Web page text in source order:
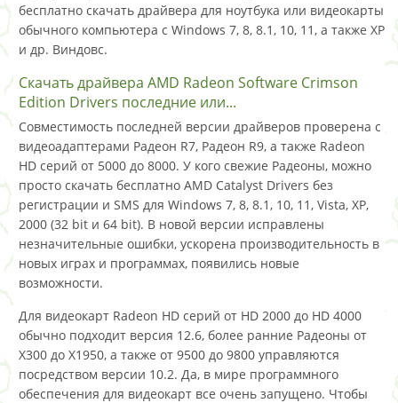
бесплатно скачать драйвера для ноутбука или видеокарты
обычного компьютера с Windows 7, 8, 8.1, 10, 11, а также XP
и др. Виндовс.
Скачать драйвера AMD Radeon Software Crimson
Edition Drivers последние или...
Совместимость последней версии драйверов проверена с
видеоадаптерами Радеон R7, Радеон R9, а также Radeon
HD серий от 5000 до 8000. У кого свежие Радеоны, можно
просто скачать бесплатно AMD Catalyst Drivers без
регистрации и SMS для Windows 7, 8, 8.1, 10, 11, Vista, XP,
2000 (32 bit и 64 bit). В новой версии исправлены
незначительные ошибки, ускорена производительность в
новых играх и программах, появились новые
возможности.
Для видеокарт Radeon HD серий от HD 2000 до HD 4000
обычно подходит версия 12.6, более ранние Радеоны от
X300 до X1950, а также от 9500 до 9800 управляются
посредством версии 10.2. Да, в мире программного
обеспечения для видеокарт все очень запущено. Чтобы